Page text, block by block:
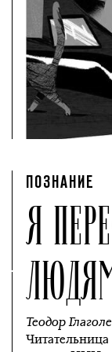
ПОЗНАНИЕ
Я
Теодор
Читательница